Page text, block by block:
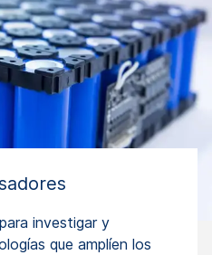
investigar y
que amplíen los